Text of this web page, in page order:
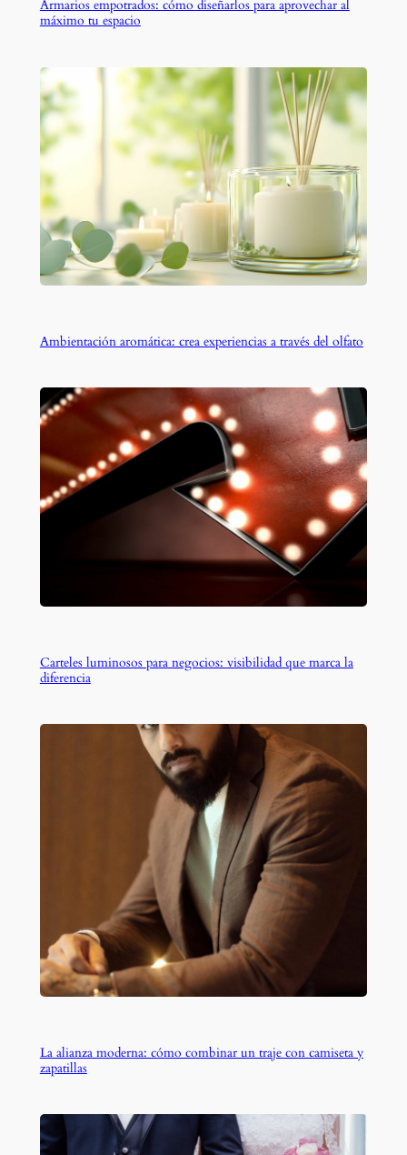
Armarios empotrados: cómo diseñarlos para aprovechar al
máximo tu espacio
Ambientación aromática: crea experiencias a través del olfato
Carteles luminosos para negocios: visibilidad que marca la
diferencia
La alianza moderna: cómo combinar un traje con camiseta y
zapatillas